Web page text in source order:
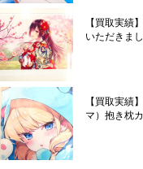
【買取実績
いただきまし
【買取実績
マ）抱き枕